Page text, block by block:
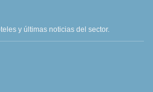
y últimas noticias del sector.